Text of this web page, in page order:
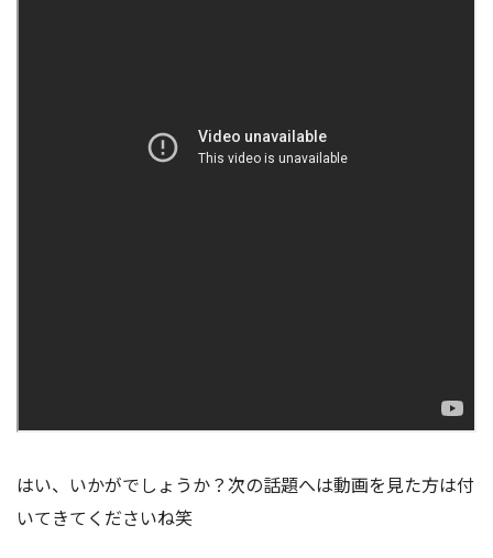
はい、いかがでしょうか？次の話題へは動画を見た方は付
いてきてくださいね笑